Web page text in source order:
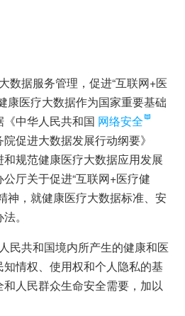
数据服务管理，促进“互联网+医
康医疗大数据作为国家重要基础
中华人民共和国 网络安全
促进大数据发展行动纲要》
和规范健康医疗大数据应用发展
厅关于促进“互联网+医疗健
神，就健康医疗大数据标准、安
。
民共和国境内所产生的健康和医
情权、使用权和个人隐私的基
人民群众生命安全需要，加以